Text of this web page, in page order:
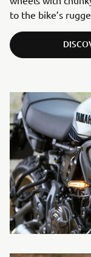
to the bike’s